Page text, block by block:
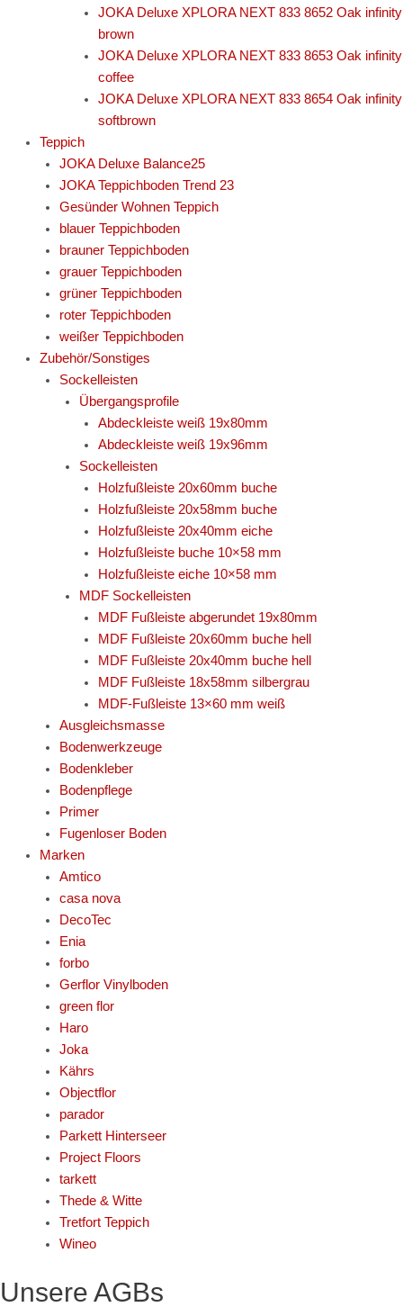
JOKA Deluxe XPLORA NEXT 833 8652 Oak infinity
brown
JOKA Deluxe XPLORA NEXT 833 8653 Oak infinity
coffee
JOKA Deluxe XPLORA NEXT 833 8654 Oak infinity
softbrown
Teppich
JOKA Deluxe Balance25
JOKA Teppichboden Trend 23
Gesünder Wohnen Teppich
blauer Teppichboden
brauner Teppichboden
grauer Teppichboden
grüner Teppichboden
roter Teppichboden
weißer Teppichboden
Zubehör/Sonstiges
Sockelleisten
Übergangsprofile
Abdeckleiste weiß 19x80mm
Abdeckleiste weiß 19x96mm
Sockelleisten
Holzfußleiste 20x60mm buche
Holzfußleiste 20x58mm buche
Holzfußleiste 20x40mm eiche
Holzfußleiste buche 10×58 mm
Holzfußleiste eiche 10×58 mm
MDF Sockelleisten
MDF Fußleiste abgerundet 19x80mm
MDF Fußleiste 20x60mm buche hell
MDF Fußleiste 20x40mm buche hell
MDF Fußleiste 18x58mm silbergrau
MDF-Fußleiste 13×60 mm weiß
Ausgleichsmasse
Bodenwerkzeuge
Bodenkleber
Bodenpflege
Primer
Fugenloser Boden
Marken
Amtico
casa nova
DecoTec
Enia
forbo
Gerflor Vinylboden
green flor
Haro
Joka
Kährs
Objectflor
parador
Parkett Hinterseer
Project Floors
tarkett
Thede & Witte
Tretfort Teppich
Wineo
Unsere AGBs